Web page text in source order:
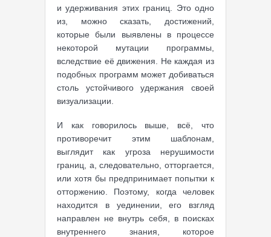
и удерживания этих границ. Это одно
из, можно сказать, достижений,
которые были выявлены в процессе
некоторой мутации программы,
вследствие её движения. Не каждая из
подобных программ может добиваться
столь устойчивого удержания своей
визуализации.
И как говорилось выше, всё, что
противоречит этим шаблонам,
выглядит как угроза нерушимости
границ, а, следовательно, отторгается,
или хотя бы предпринимает попытки к
отторжению. Поэтому, когда человек
находится в уединении, его взгляд
направлен не внутрь себя, в поисках
внутреннего знания, которое